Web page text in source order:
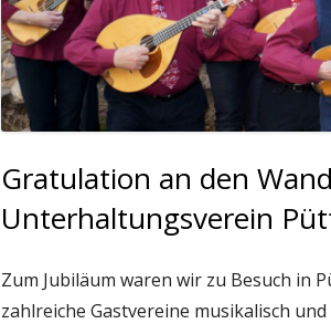
BLOG
Gratulation an den
Unterhaltungsverein
Zum Jubiläum waren wir zu Besuch in
zahlreiche Gastvereine musikalisch